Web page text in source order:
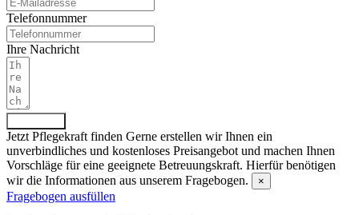
Telefonnummer
Ihre Nachricht
Jetzt Pflegekraft finden Gerne erstellen wir Ihnen ein
unverbindliches und kostenloses Preisangebot und machen Ihnen
Vorschläge für eine geeignete Betreuungskraft. Hierfür benötigen
wir die Informationen aus unserem Fragebogen.
×
Fragebogen ausfüllen